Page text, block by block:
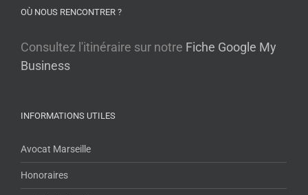
OÙ NOUS RENCONTRER ?
Consultez l'itinéraire sur notre Fiche Google My
Business
INFORMATIONS UTILES
Avocat Marseille
Honoraires